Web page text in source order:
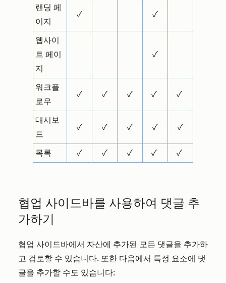
랜딩 페
이지
✓ ✓
웹사이
트 페이
지
✓
워크플
로우
✓ ✓ ✓ ✓ ✓
대시보
드
✓ ✓ ✓ ✓ ✓
목록 ✓ ✓ ✓ ✓ ✓
협업 사이드바를 사용하여 댓글 추
가하기
협업 사이드바에서 자산에 추가된 모든 댓글을 추가하
고 검토할 수 있습니다. 또한 다음에서 특정 요소에 댓
글을 추가할 수도 있습니다: